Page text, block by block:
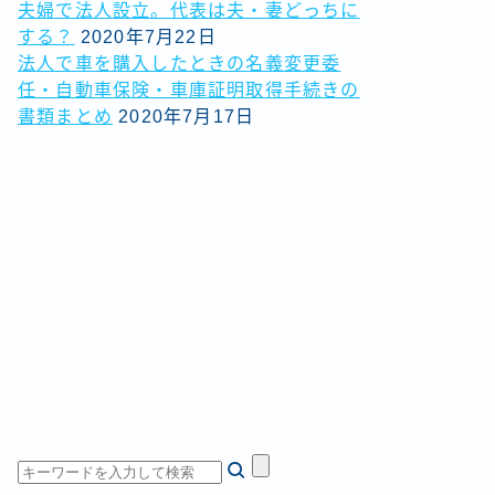
夫婦で法人設立。代表は夫・妻どっちに
する？
2020年7月22日
法人で車を購入したときの名義変更委
任・自動車保険・車庫証明取得手続きの
書類まとめ 2020年7月17日